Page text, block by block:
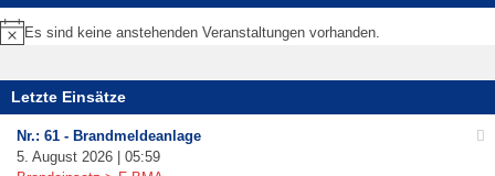
Hinweis
Es sind keine anstehenden Veranstaltungen vorhanden.
Letzte Einsätze
Nr.: 61 - Brandmeldeanlage
5. August 2026 | 05:59